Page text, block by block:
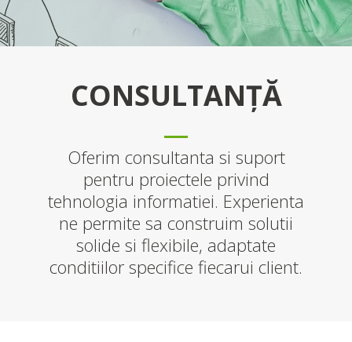
CONSULTANȚĂ
Oferim consultanta si suport
pentru proiectele privind
tehnologia informatiei. Experienta
ne permite sa construim solutii
solide si flexibile, adaptate
conditiilor specifice fiecarui client.